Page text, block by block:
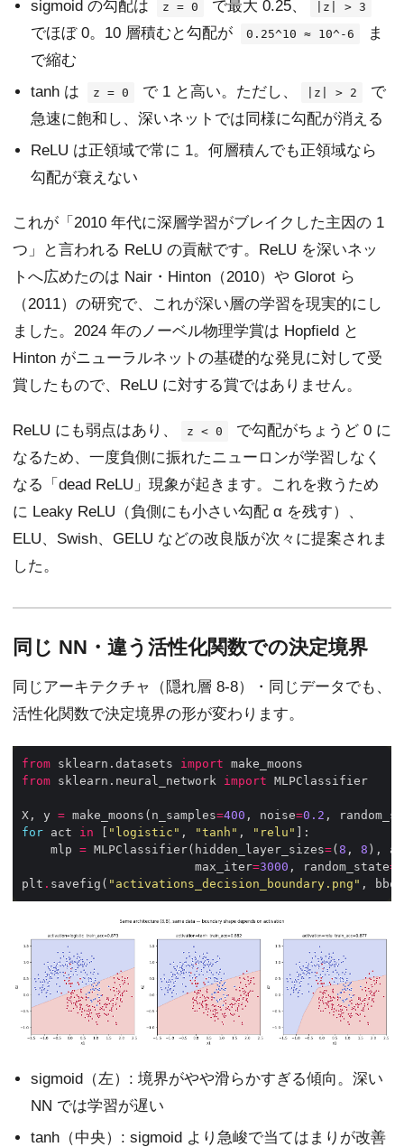
sigmoid の勾配は z = 0 で最大 0.25、 |z| > 3
でほぼ 0。10 層積むと勾配が 0.25^10 ≈ 10^-6
ま
で縮む
tanh は
z = 0 で 1 と高い。ただし、 |z| > 2
で
急速に飽和し、深いネットでは同様に勾配が消える
ReLU は正領域で常に 1。何層積んでも正領域なら
勾配が衰えない
これが「2010 年代に深層学習がブレイクした主因の 1
つ」と言われる ReLU の貢献です。ReLU を深いネッ
トへ広めたのは Nair・Hinton（2010）や Glorot ら
（2011）の研究で、これが深い層の学習を現実的にし
ました。2024 年のノーベル物理学賞は Hopfield と
Hinton がニューラルネットの基礎的な発見に対して受
賞したもので、ReLU に対する賞ではありません。
ReLU にも弱点はあり、 z < 0
で勾配がちょうど 0 に
なるため、一度負側に振れたニューロンが学習しなく
なる「dead ReLU」現象が起きます。これを救うため
に Leaky ReLU（負側にも小さい勾配 α を残す）、
ELU、Swish、GELU などの改良版が次々に提案されま
した。
同じ NN・違う活性化関数での決定境界
同じアーキテクチャ（隠れ層 8-8）・同じデータでも、
活性化関数で決定境界の形が変わります。
from sklearn.datasets import
from sklearn.neural_network import
X, y = make_moons(n_samples=400 , noise=0.2 ,
for act in [ "logistic" , "tanh" , "relu"
    mlp
= MLPClassifier(hidden_layer_sizes=(8 , 8 ),
                        max_iter
=3000 , random_state=
plt . savefig( "activations_decision_boundary.png" ,
sigmoid（左）: 境界がやや滑らかすぎる傾向。深い
NN では学習が遅い
tanh（中央）: sigmoid より急峻で当てはまりが改善